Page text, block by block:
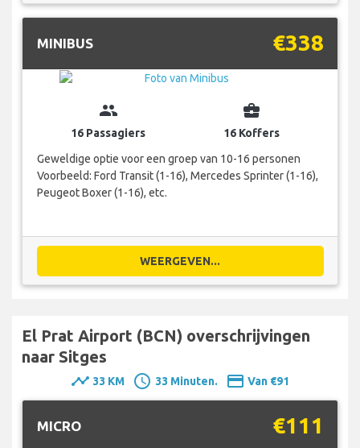
MINIBUS €338
group
16 Passagiers
business_center
16 Koffers
Geweldige optie voor een groep van 10-16 personen
Voorbeeld: Ford Transit (1-16), Mercedes Sprinter (1-16),
Peugeot Boxer (1-16), etc.
WEERGEVEN...
El Prat Airport (BCN) overschrijvingen
naar Sitges
timeline 33 KM schedule 33 Minuten. payment Van €91
MICRO €111